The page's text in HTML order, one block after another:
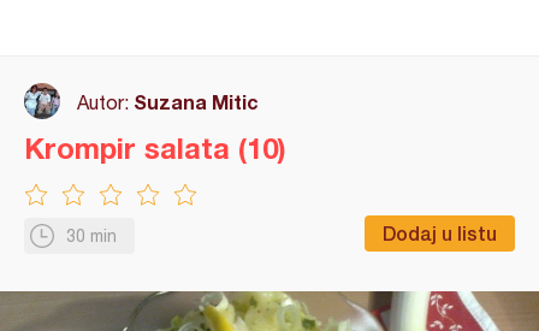
Autor: Suzana Mitic
30 min Dodaj u listu
Krompir salata (10)